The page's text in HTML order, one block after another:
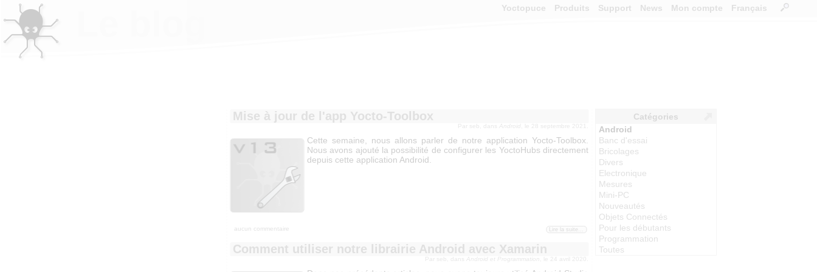
Mise à jour de l'app Yocto-Toolbox
Par seb, dans Android
Cette semaine, nous allons parler de notre application Yocto-Toolbox.
Nous avons ajouté la possibilité de configurer les YoctoHubs directement
depuis cette application Android.
aucun commentaire Lire la suite...
Comment utiliser notre librairie Android avec Xamarin
Par seb, dans Android et Programmation
Yoctopuce Produits Support News Mon compte Français
Catégories
Android
Banc d'essai
Bricolages
Divers
Electronique
Mesures
Mini-PC
Nouveautés
Objets Connectés
Pour les débutants
Programmation
Toutes